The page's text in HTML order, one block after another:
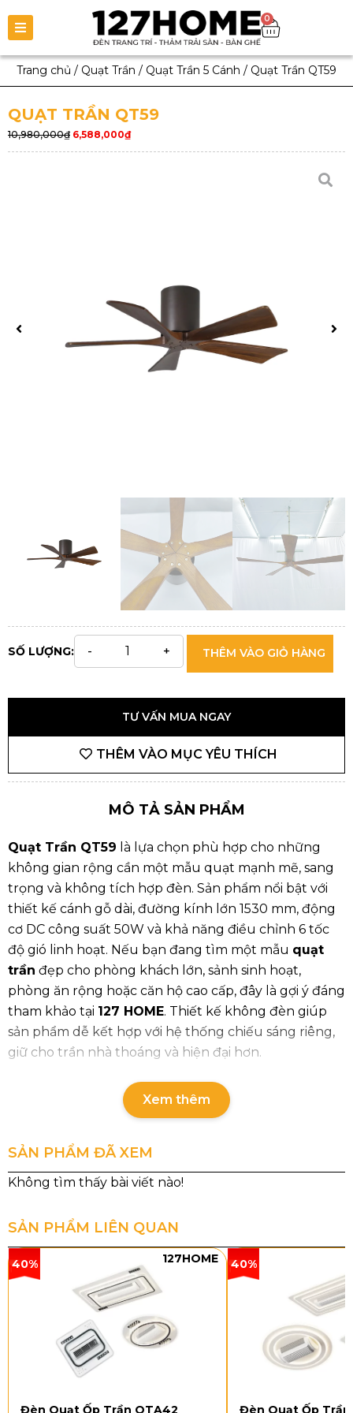
0
Trang chủ / Quạt Trần / Quạt Trần 5 Cánh / Quạt Trần QT59
QUẠT TRẦN QT59
10,980,000₫ 6,588,000₫
SỐ LƯỢNG: THÊM VÀO GIỎ HÀNG
TƯ VẤN MUA NGAY
THÊM VÀO MỤC YÊU THÍCH
MÔ TẢ SẢN PHẨM
Quạt Trần QT59 là lựa chọn phù hợp cho những
không gian rộng cần một mẫu quạt mạnh mẽ, sang
trọng và không tích hợp đèn. Sản phẩm nổi bật với
thiết kế cánh gỗ dài, đường kính lớn 1530 mm, động
cơ DC công suất 50W và khả năng điều chỉnh 6 tốc
độ gió linh hoạt. Nếu bạn đang tìm một mẫu quạt
trần đẹp cho phòng khách lớn, sảnh sinh hoạt,
phòng ăn rộng hoặc căn hộ cao cấp, đây là gợi ý đáng
tham khảo tại 127 HOME. Thiết kế không đèn giúp
sản phẩm dễ kết hợp với hệ thống chiếu sáng riêng,
giữ cho trần nhà thoáng và hiện đại hơn.
Thông số chi tiết sản phẩm
Mã sản phẩm: QT59
Xem thêm
SẢN PHẨM ĐÃ XEM
SẢN PHẨM LIÊN QUAN
40% 127HOME
Đèn Quạt Ốp Trần OTA42
40%
Đèn Quạt Ốp